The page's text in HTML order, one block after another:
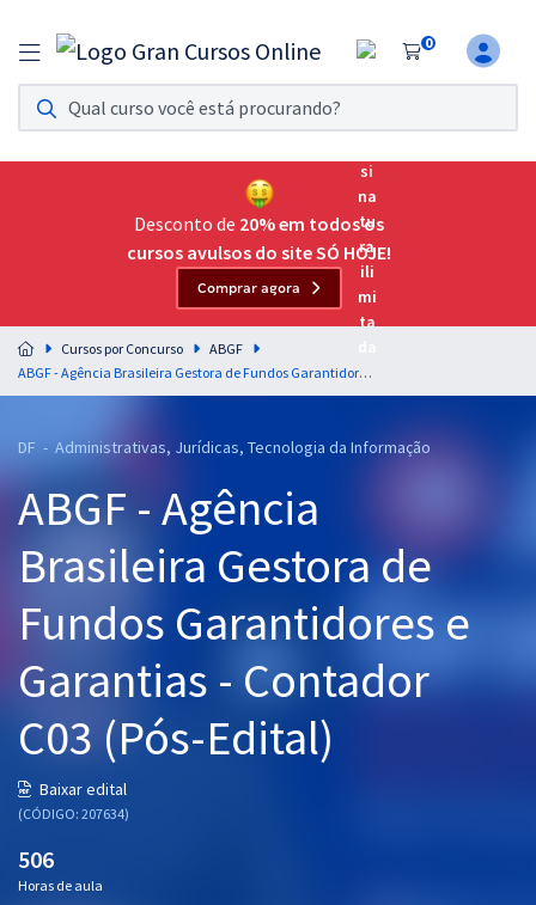
0
Assinatura Ilimitada 11
Acesso a todos os cursos. Teste grátis por 7 dias!
Assinatura OAB Até Passar
Acesso ilimitado a toda preparação para o Exame da
Residências Multiprofissionais
Preparação completa e intensiva para as principais
residências em saúde do Brasil
Cursos 20% OFF
Pós
Graduação
OAB
Questões grátis
Blog
Desconto de 20% em todos os
cursos avulsos do site SÓ HOJE!
Comprar agora
Cursos por Concurso
ABGF
ABGF - Agência Brasileira Gestora de Fundos Garantidores e Garantias - Contador C03 (Pós-Edital)
DF - Administrativas, Jurídicas, Tecnologia da Informação
ABGF - Agência
Brasileira Gestora de
Fundos Garantidores e
Garantias - Contador
C03 (Pós-Edital)
Baixar edital
(CÓDIGO: 207634)
506
Horas de aula